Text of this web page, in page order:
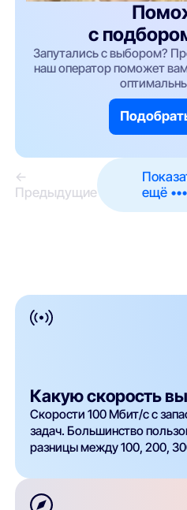
с
Запутались с выбором?
наш оператор поможет
←
Предыдущие
ещё •••
Какую скорость
Скорости 100 Мбит/с с
задач. Большинство
разницы между 100, 200,